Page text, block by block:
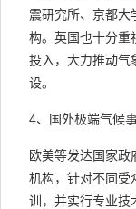
震研究所、京都大
构。英国也十分重
投入，大力推动气
设。
4、国外极端气候
欧美等发达国家政
机构，针对不同受
训，并实行专业技